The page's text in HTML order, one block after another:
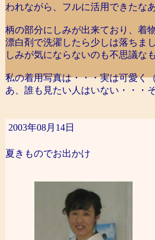
われながら、フルに活用できたな
柄の部分にしみが出来ており、着
漂白剤で洗濯したら少しは落ちま
しみが気にならないのも不思議な
私の着用写真は・・・実は可愛く
あ、誰も見たい人はいない・・・
2003年08月14日
夏きものでお出かけ